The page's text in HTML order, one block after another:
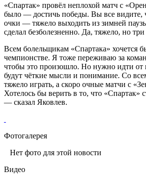
«Спартак» провёл неплохой матч с
было — достичь победы. Вы все видите,
очки — тяжело выходить из зимней
сделал безболезненно. Да, тяжело, но
Всем болельщикам «Спартака» хочется
чемпионстве. Я тоже переживаю за
чтобы это произошло. Но нужно идти от
будут чёткие мысли и понимание. Со
тяжело играть, а скоро очные матчи с
Хотелось бы верить в то, что «Спартак»
— сказал Яковлев.
Фотогалерея
Нет фото для этой новости
Видео